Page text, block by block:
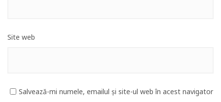
Site web
Salvează-mi numele, emailul și site-ul web în acest navigator